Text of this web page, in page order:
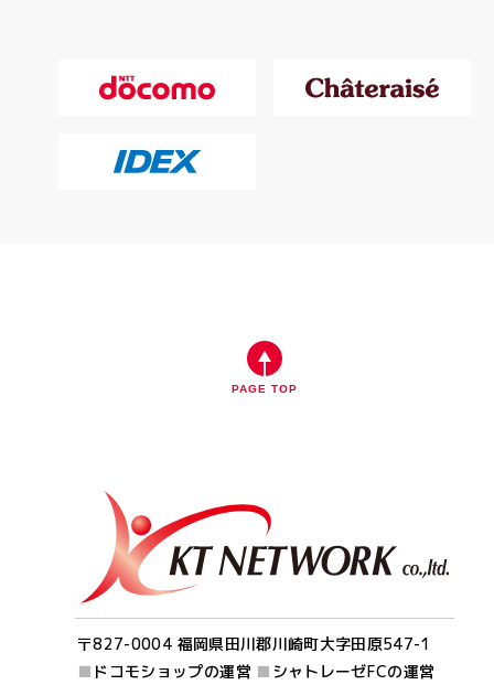
PAGE TOP
〒827-0004 福岡県田川郡川崎町大字田原547-1
■ ドコモショップの運営 ■ シャトレーゼFCの運営